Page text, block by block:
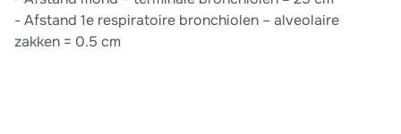
- Afstand 1e respiratoire bronchiolen – alveolaire
zakken = 0.5 cm